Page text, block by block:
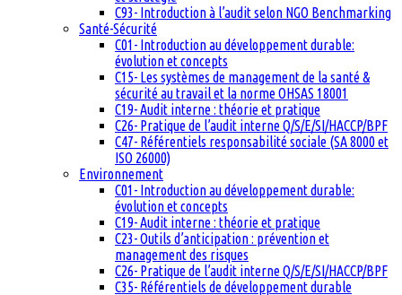
C93- Introduction à l’audit selon NGO Benchmarking
Santé-Sécurité
C01- Introduction au développement durable:
évolution et concepts
C15- Les systèmes de management de la santé &
sécurité au travail et la norme OHSAS 18001
C19- Audit interne : théorie et pratique
C26- Pratique de l’audit interne Q/S/E/SI/HACCP/BPF
C47- Référentiels responsabilité sociale (SA 8000 et
ISO 26000)
Environnement
C01- Introduction au développement durable:
évolution et concepts
C19- Audit interne : théorie et pratique
C23- Outils d’anticipation : prévention et
management des risques
C26- Pratique de l’audit interne Q/S/E/SI/HACCP/BPF
C35- Référentiels de développement durable